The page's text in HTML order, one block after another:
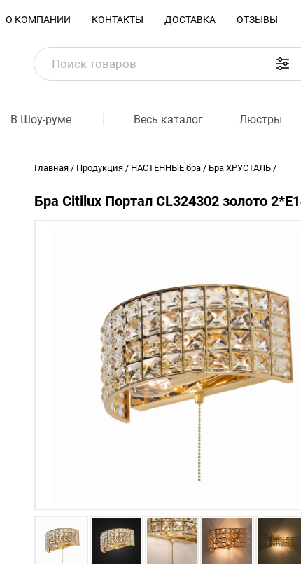
О КОМПАНИИ КОНТАКТЫ ДОСТАВКА ОТЗЫВЫ
В Шоу-руме Весь каталог Люстры
Главная / Продукция / НАСТЕННЫЕ бра / Бра ХРУСТАЛЬ /
Бра Citilux Портал CL324302 золото